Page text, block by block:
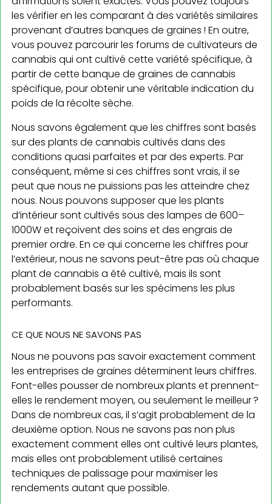
les vérifier en les comparant à des variétés similaires
provenant d’autres banques de graines ! En outre,
vous pouvez parcourir les forums de cultivateurs de
cannabis qui ont cultivé cette variété spécifique, à
partir de cette banque de graines de cannabis
spécifique, pour obtenir une véritable indication du
poids de la récolte sèche.
Nous savons également que les chiffres sont basés
sur des plants de cannabis cultivés dans des
conditions quasi parfaites et par des experts. Par
conséquent, même si ces chiffres sont vrais, il se
peut que nous ne puissions pas les atteindre chez
nous. Nous pouvons supposer que les plants
d’intérieur sont cultivés sous des lampes de 600–
1000W et reçoivent des soins et des engrais de
premier ordre. En ce qui concerne les chiffres pour
l’extérieur, nous ne savons peut-être pas où chaque
plant de cannabis a été cultivé, mais ils sont
probablement basés sur les spécimens les plus
performants.
CE QUE NOUS NE SAVONS PAS
Nous ne pouvons pas savoir exactement comment
les entreprises de graines déterminent leurs chiffres.
Font-elles pousser de nombreux plants et prennent-
elles le rendement moyen, ou seulement le meilleur ?
Dans de nombreux cas, il s’agit probablement de la
deuxième option. Nous ne savons pas non plus
exactement comment elles ont cultivé leurs plantes,
mais elles ont probablement utilisé certaines
techniques de palissage pour maximiser les
rendements autant que possible.